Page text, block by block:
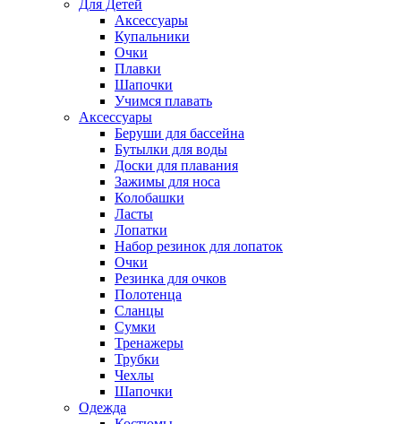
Для Детей
Аксессуары
Купальники
Очки
Плавки
Шапочки
Учимся плавать
Аксессуары
Беруши для бассейна
Бутылки для воды
Доски для плавания
Зажимы для носа
Колобашки
Ласты
Лопатки
Набор резинок для лопаток
Очки
Резинка для очков
Полотенца
Сланцы
Сумки
Тренажеры
Трубки
Чехлы
Шапочки
Одежда